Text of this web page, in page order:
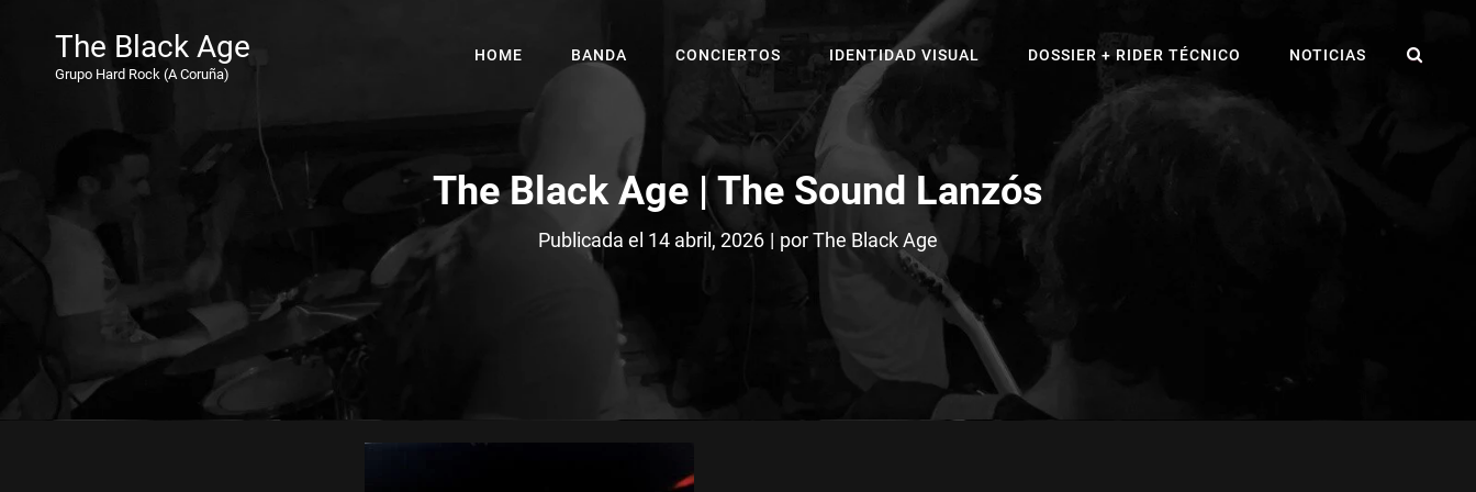
The Black Age
Grupo Hard Rock (A Coruña)
HOME BANDA CONCIERTOS IDENTIDAD VISUAL DOSSIER + RIDER TÉCNICO NOTICIAS
The Black Age | The Sound Lanzós
Publicada el 14 abril, 2026 | porByline
The Black Age